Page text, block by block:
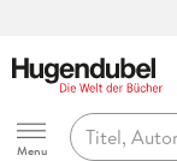
Hugendubel
Menu